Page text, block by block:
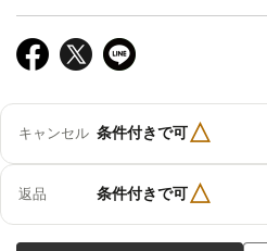
キャンセル 条件付きで可△
返品 条件付きで可△